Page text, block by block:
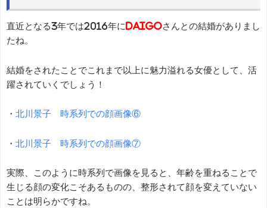
直近となる3年では2016年に DAIGOさんとの結婚がありまし
たね。
結婚をされたことでこれまで以上に魅力溢れる女優として、活
躍されていくでしょう！
・ 北川景子 時系列での顔画像⑥
・ 北川景子 時系列での顔画像⑦
実際、このように時系列で画像を見ると、年齢を重ねることで
生じる顔の変化こそあるものの、整形されて顔を変えていない
ことは明らかですね。